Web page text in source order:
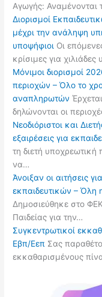
Αγωγής:
Διορισμοί
μέχρι την ανάληψη
υποψήφιοι Οι
κρίσιμες για
Μόνιμοι διορισμοί
περιοχών – Όλο το
αναπληρωτών
δηλώνονται οι
Νεοδιόριστοι και
εξαιρέσεις για
τη διετή υποχρεωτική
να…
Άνοιξαν οι αιτήσεις
εκπαιδευτικών – Όλη
Δημοσιεύθηκε στο
Παιδείας για την…
Συγκεντρωτικοί
Εβπ/Εεπ Σας
εκκαθαρισμένους